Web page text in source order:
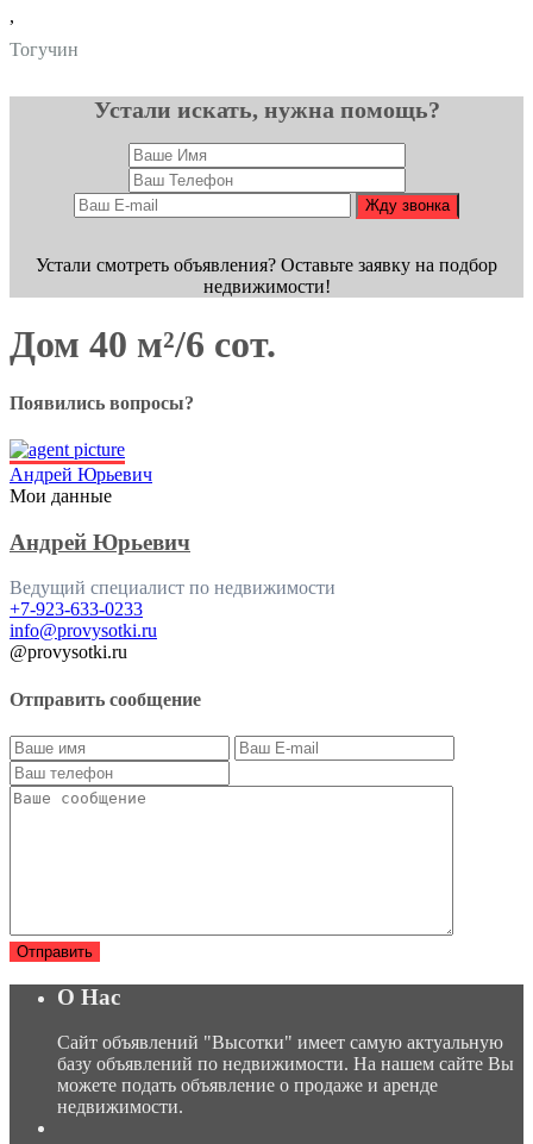
,
Тогучин
Устали искать, нужна помощь?
Устали смотреть объявления? Оставьте заявку на подбор
недвижимости!
Дом 40 м²/6 сот.
Появились вопросы?
Андрей Юрьевич
Мои данные
Андрей Юрьевич
Ведущий специалист по недвижимости
+7-923-633-0233
info@provysotki.ru
@provysotki.ru
Отправить сообщение
О Нас
Сайт объявлений "Высотки" имеет самую актуальную
базу объявлений по недвижимости. На нашем сайте Вы
можете подать объявление о продаже и аренде
недвижимости.